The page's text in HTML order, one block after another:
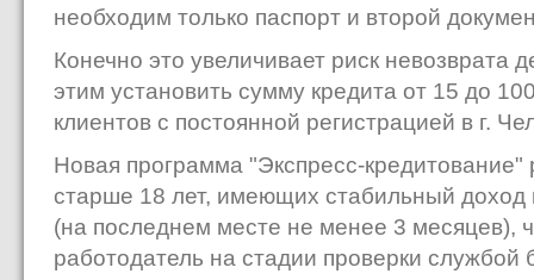
необходим только паспорт и второй
Конечно это увеличивает риск невозврата
этим установить сумму кредита от 15 до
клиентов с постоянной регистрацией в г.
Новая программа "Экспресс-
старше 18 лет, имеющих стабильный доход
(на последнем месте не менее 3 месяцев),
работодатель на стадии проверки службой